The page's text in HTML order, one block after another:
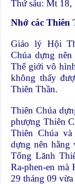
Thứ sáu: Mt 18,
Nhớ các Thiên
Giáo lý Hội
Chúa dựng
Thế giới vô
không thấy
Thiên Thần.
Thiên Chúa
phượng Thiên
Thiên Chúa
dựng nên hằng
Tổng Lãnh
Ra-phen-en
29 tháng 09 vừa